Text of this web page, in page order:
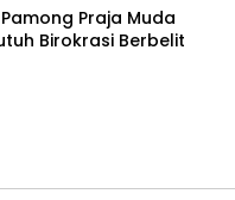
Praja Muda
Birokrasi Berbelit